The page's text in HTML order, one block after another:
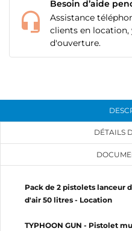
Besoin d’aide
Assistance
clients en
d'ouverture.
DÉTAILS
Pack de 2 pistolets lanceur
d'air 50 litres - Location
TYPHOON GUN - Pistolet
CONNEXION